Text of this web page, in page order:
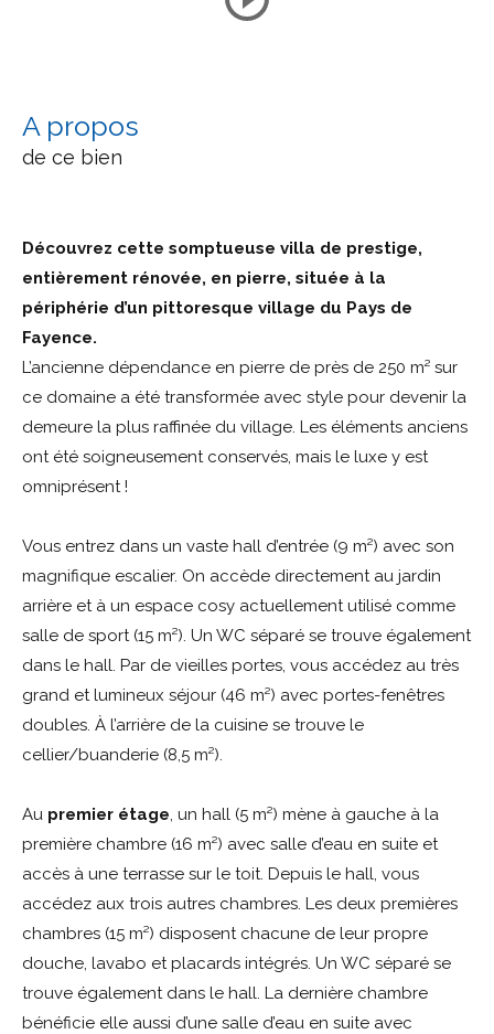
a propos
de ce bien
Découvrez cette somptueuse villa de prestige,
entièrement rénovée, en pierre, située à la
périphérie d’un pittoresque village du Pays de
Fayence.
L’ancienne dépendance en pierre de près de 250 m² sur
ce domaine a été transformée avec style pour devenir la
demeure la plus raffinée du village. Les éléments anciens
ont été soigneusement conservés, mais le luxe y est
omniprésent !
Vous entrez dans un vaste hall d’entrée (9 m²) avec son
magnifique escalier. On accède directement au jardin
arrière et à un espace cosy actuellement utilisé comme
salle de sport (15 m²). Un WC séparé se trouve également
dans le hall. Par de vieilles portes, vous accédez au très
grand et lumineux séjour (46 m²) avec portes-fenêtres
doubles. À l’arrière de la cuisine se trouve le
cellier/buanderie (8,5 m²).
Au premier étage , un hall (5 m²) mène à gauche à la
première chambre (16 m²) avec salle d’eau en suite et
accès à une terrasse sur le toit. Depuis le hall, vous
accédez aux trois autres chambres. Les deux premières
chambres (15 m²) disposent chacune de leur propre
douche, lavabo et placards intégrés. Un WC séparé se
trouve également dans le hall. La dernière chambre
bénéficie elle aussi d’une salle d’eau en suite avec